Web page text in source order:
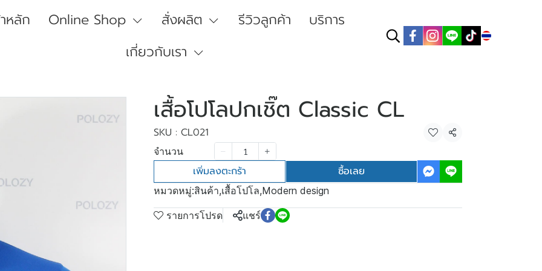
หลัก Online Shop สั่งผลิต รีวิวลูกค้า
บริการ
เกี่ยวกับเรา
เสื้อโปโลปกเชิ๊ต Classic CL
SKU : CL021 แชร์
จำนวน
เพิ่มลงตะกร้า ซื้อเลย
หมวดหมู่:สินค้า,เสื้อโปโล,Modern design
รายการโปรด แชร์